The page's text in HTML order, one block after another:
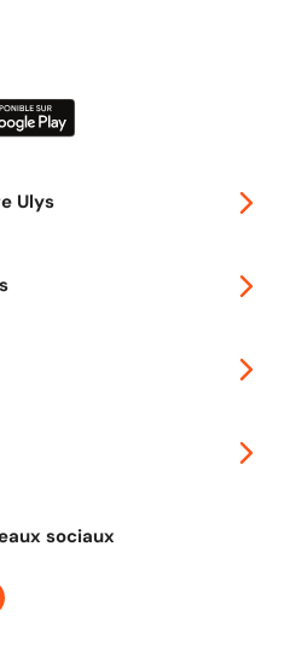
Ulys
sociaux